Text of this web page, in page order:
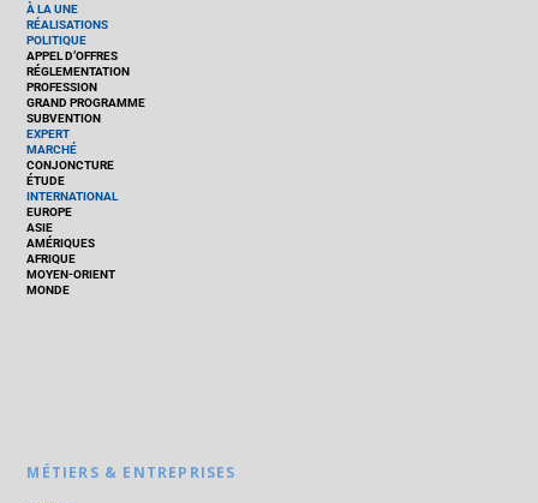
À LA UNE
RÉALISATIONS
POLITIQUE
APPEL D’OFFRES
RÉGLEMENTATION
PROFESSION
GRAND PROGRAMME
SUBVENTION
EXPERT
MARCHÉ
CONJONCTURE
ÉTUDE
INTERNATIONAL
EUROPE
ASIE
AMÉRIQUES
AFRIQUE
MOYEN-ORIENT
MONDE
MÉTIERS & ENTREPRISES